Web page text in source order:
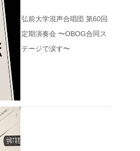
弘前大学混声合唱団 第60回
定期演奏会 〜OBOG合同ス
テージで涙す〜